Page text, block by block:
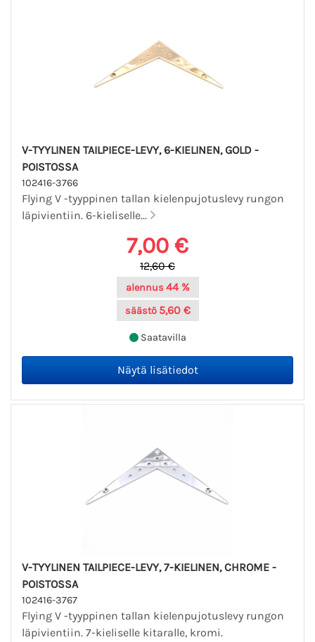
V-TYYLINEN TAILPIECE-LEVY, 6-KIELINEN, GOLD -
POISTOSSA
102416-3766
Flying V -tyyppinen tallan kielenpujotuslevy rungon
läpivientiin. 6-kieliselle...
7,00 €
12,60 €
alennus 44 %
säästö 5,60 €
Saatavilla
V-TYYLINEN TAILPIECE-LEVY, 7-KIELINEN, CHROME -
POISTOSSA
102416-3767
Flying V -tyyppinen tallan kielenpujotuslevy rungon
läpivientiin. 7-kieliselle kitaralle, kromi.